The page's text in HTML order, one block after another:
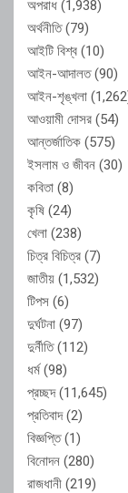
অপরাধ (1,938)
অর্থনীতি(79)
আইটি বিশ্ব (10)
আইন-আদালত(90)
আইন-শৃঙ্খলা
আওয়ামী দোসর (54)
আন্তর্জাতিক (575)
ইসলাম ও জীবন (30)
কবিতা (8)
কৃষি (24)
খেলা (238)
চিত্র বিচিত্র (7)
জাতীয় (1,532)
টিপস (6)
দুর্ঘটনা (97)
দুর্নীতি(112)
ধর্ম(98)
প্রচ্ছদ(11,645)
প্রতিবাদ(2)
বিজ্ঞপ্তি(1)
বিনোদন (280)
রাজধানী (219)